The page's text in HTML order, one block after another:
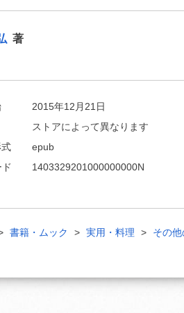
著
2015年12月21日
ストアによって異なります
epub
1403329201000000000N
書籍・ムック 実用・料理 その